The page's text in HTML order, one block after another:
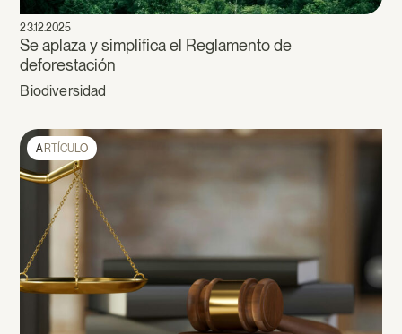
23.12.2025
Se aplaza y simplifica el Reglamento de
deforestación
Biodiversidad
ARTÍCULO